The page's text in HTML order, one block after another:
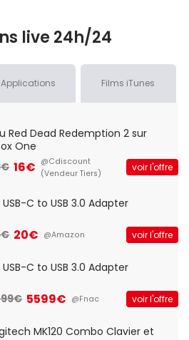
live 24h/24
Applications Films iTunes
Red Dead Redemption 2 sur
One
16€ @Cdiscount
(Vendeur Tiers)
voir l'offre
USB-C to USB 3.0 Adapter
20€ @Amazon voir l'offre
USB-C to USB 3.0 Adapter
5599€ @Fnac voir l'offre
MK120 Combo Clavier et